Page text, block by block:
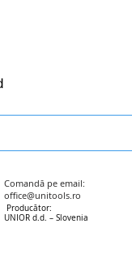
Comandă pe email:
office@unitools.ro
Producător:
UNIOR d.d. – Slovenia